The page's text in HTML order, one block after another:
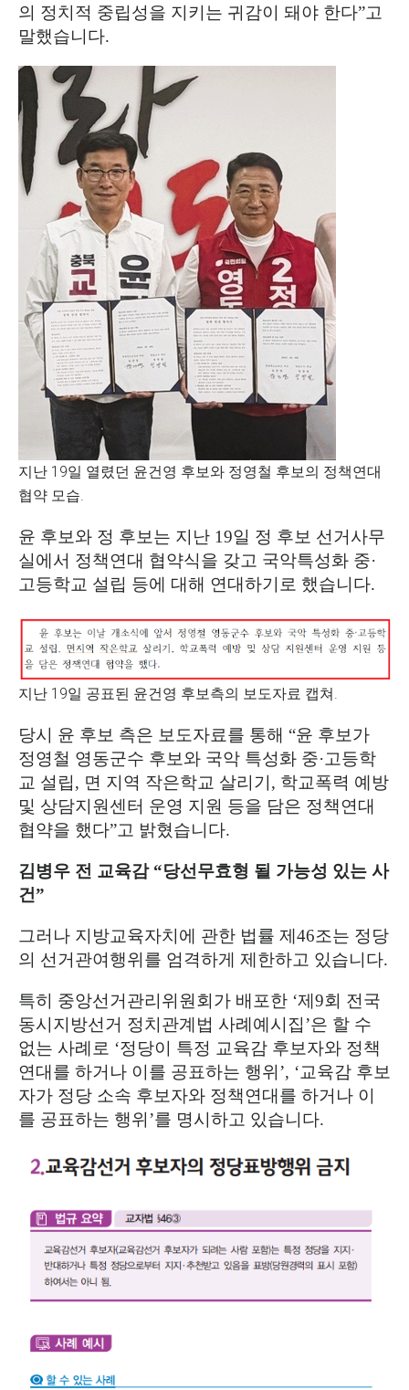
의 정치적 중립성을 지키는 귀감이 돼야 한다”고
말했습니다.
지난 19일 열렸던 윤건영 후보와 정영철 후보의 정책연대
협약 모습.
윤 후보와 정 후보는 지난 19일 정 후보 선거사무
실에서 정책연대 협약식을 갖고 국악특성화 중·
고등학교 설립 등에 대해 연대하기로 했습니다.
지난 19일 공표된 윤건영 후보측의 보도자료 캡쳐.
당시 윤 후보 측은 보도자료를 통해 “윤 후보가
정영철 영동군수 후보와 국악 특성화 중·고등학
교 설립, 면 지역 작은학교 살리기 , 학교폭력 예방
및 상담지원센터 운영 지원 등을 담은 정책연대
협약을 했다”고 밝혔습니다.
김병우 전 교육감 “당선무효형 될 가능성 있는 사
건”
그러나 지방교육자치에 관한 법률 제 46조는 정당
의 선거관여행위를 엄격하게 제한하고 있습니다.
특히 중앙선거관리위원회가 배포한 ‘제 9회 전국
동시지방선거 정치관계법 사례예시집’은 할 수
없는 사례로 ‘정당이 특정 교육감 후보자와 정책
연대를 하거나 이를 공표하는 행위 ’, ‘교육감 후보
자가 정당 소속 후보자와 정책연대를 하거나 이
를 공표하는 행위 ’를 명시하고 있습니다.